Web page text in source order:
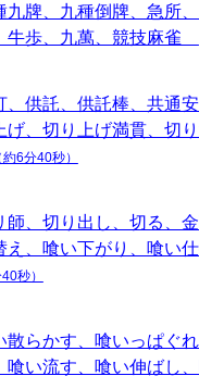
九牌、九種倒牌、急所、
牛歩、九萬、競技麻雀
、供託、供託棒、共通
げ、切り上げ満貫、切
約6分40秒）
師、切り出し、切る、
え、喰い下がり、喰い
秒）
散らかす、喰いっぱぐれ
喰い流す、喰い伸ばし